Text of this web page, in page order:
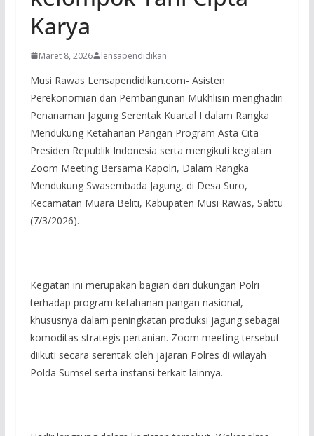
Karya
Maret 8, 2026 lensapendidikan
Musi Rawas Lensapendidikan.com- Asisten
Perekonomian dan Pembangunan Mukhlisin menghadiri
Penanaman Jagung Serentak Kuartal I dalam Rangka
Mendukung Ketahanan Pangan Program Asta Cita
Presiden Republik Indonesia serta mengikuti kegiatan
Zoom Meeting Bersama Kapolri, Dalam Rangka
Mendukung Swasembada Jagung, di Desa Suro,
Kecamatan Muara Beliti, Kabupaten Musi Rawas, Sabtu
(7/3/2026).
Kegiatan ini merupakan bagian dari dukungan Polri
terhadap program ketahanan pangan nasional,
khususnya dalam peningkatan produksi jagung sebagai
komoditas strategis pertanian. Zoom meeting tersebut
diikuti secara serentak oleh jajaran Polres di wilayah
Polda Sumsel serta instansi terkait lainnya.